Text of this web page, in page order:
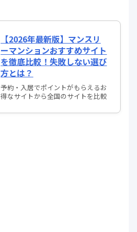
【2026年最新版】マンスリ
ーマンションおすすめサイト
を徹底比較！失敗しない選び
方とは？
予約・入居でポイントがもらえるお
得なサイトから全国のサイトを比較